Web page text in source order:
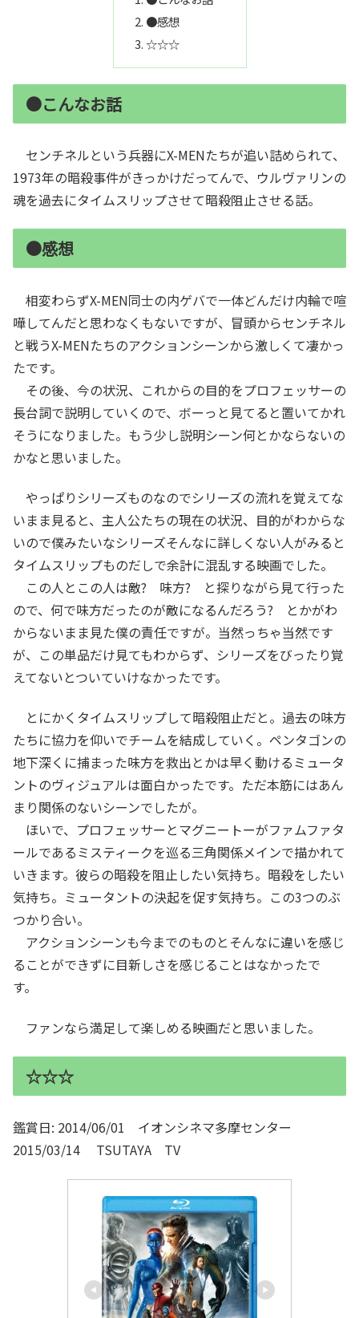
●感想
☆☆☆
●こんなお話
センチネルという兵器にX-MENたちが追い詰められて、
1973年の暗殺事件がきっかけだってんで、ウルヴァリンの
魂を過去にタイムスリップさせて暗殺阻止させる話。
●感想
相変わらずX-MEN同士の内ゲバで一体どんだけ内輪で喧
嘩してんだと思わなくもないですが、冒頭からセンチネル
と戦うX-MENたちのアクションシーンから激しくて凄かっ
たです。
その後、今の状況、これからの目的をプロフェッサーの
長台詞で説明していくので、ボーっと見てると置いてかれ
そうになりました。もう少し説明シーン何とかならないの
かなと思いました。
やっぱりシリーズものなのでシリーズの流れを覚えてな
いまま見ると、主人公たちの現在の状況、目的がわからな
いので僕みたいなシリーズそんなに詳しくない人がみると
タイムスリップものだしで余計に混乱する映画でした。
この人とこの人は敵? 味方? と探りながら見て行った
ので、何で味方だったのが敵になるんだろう? とかがわ
からないまま見た僕の責任ですが。当然っちゃ当然です
が、この単品だけ見てもわからず、シリーズをびったり覚
えてないとついていけなかったです。
とにかくタイムスリップして暗殺阻止だと。過去の味方
たちに協力を仰いでチームを結成していく。ペンタゴンの
地下深くに捕まった味方を救出とかは早く動けるミュータ
ントのヴィジュアルは面白かったです。ただ本筋にはあん
まり関係のないシーンでしたが。
ほいで、プロフェッサーとマグニートーがファムファタ
ールであるミスティークを巡る三角関係メインで描かれて
いきます。彼らの暗殺を阻止したい気持ち。暗殺をしたい
気持ち。ミュータントの決起を促す気持ち。この3つのぶ
つかり合い。
アクションシーンも今までのものとそんなに違いを感じ
ることができずに目新しさを感じることはなかったで
す。
ファンなら満足して楽しめる映画だと思いました。
☆☆☆
鑑賞日: 2014/06/01 イオンシネマ多摩センター
2015/03/14 TSUTAYA TV